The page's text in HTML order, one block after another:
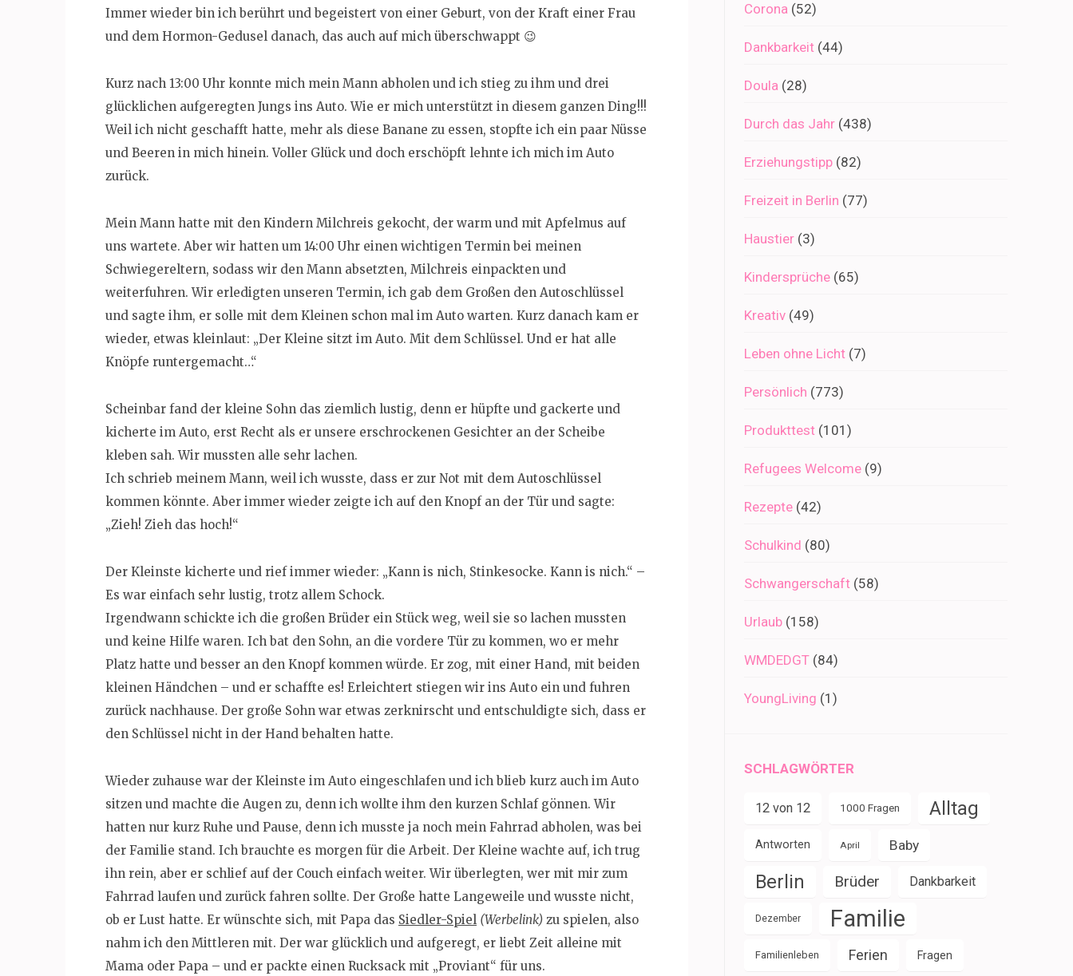
Immer wieder bin ich berührt und begeistert von einer Geburt, von der Kraft einer Frau
und dem Hormon-Gedusel danach, das auch auf mich überschwappt 😉
Kurz nach 13:00 Uhr konnte mich mein Mann abholen und ich stieg zu ihm und drei
glücklichen aufgeregten Jungs ins Auto. Wie er mich unterstützt in diesem ganzen Ding!!!
Weil ich nicht geschafft hatte, mehr als diese Banane zu essen, stopfte ich ein paar Nüsse
und Beeren in mich hinein. Voller Glück und doch erschöpft lehnte ich mich im Auto
zurück.
Mein Mann hatte mit den Kindern Milchreis gekocht, der warm und mit Apfelmus auf
uns wartete. Aber wir hatten um 14:00 Uhr einen wichtigen Termin bei meinen
Schwiegereltern, sodass wir den Mann absetzten, Milchreis einpackten und
weiterfuhren. Wir erledigten unseren Termin, ich gab dem Großen den Autoschlüssel
und sagte ihm, er solle mit dem Kleinen schon mal im Auto warten. Kurz danach kam er
wieder, etwas kleinlaut: „Der Kleine sitzt im Auto. Mit dem Schlüssel. Und er hat alle
Knöpfe runtergemacht…“
Scheinbar fand der kleine Sohn das ziemlich lustig, denn er hüpfte und gackerte und
kicherte im Auto, erst Recht als er unsere erschrockenen Gesichter an der Scheibe
kleben sah. Wir mussten alle sehr lachen.
Ich schrieb meinem Mann, weil ich wusste, dass er zur Not mit dem Autoschlüssel
kommen könnte. Aber immer wieder zeigte ich auf den Knopf an der Tür und sagte:
„Zieh! Zieh das hoch!“
Der Kleinste kicherte und rief immer wieder: „Kann is nich, Stinkesocke. Kann is nich.“ –
Es war einfach sehr lustig, trotz allem Schock.
Irgendwann schickte ich die großen Brüder ein Stück weg, weil sie so lachen mussten
und keine Hilfe waren. Ich bat den Sohn, an die vordere Tür zu kommen, wo er mehr
Platz hatte und besser an den Knopf kommen würde. Er zog, mit einer Hand, mit beiden
kleinen Händchen – und er schaffte es! Erleichtert stiegen wir ins Auto ein und fuhren
zurück nachhause. Der große Sohn war etwas zerknirscht und entschuldigte sich, dass er
den Schlüssel nicht in der Hand behalten hatte.
Wieder zuhause war der Kleinste im Auto eingeschlafen und ich blieb kurz auch im Auto
sitzen und machte die Augen zu, denn ich wollte ihm den kurzen Schlaf gönnen. Wir
hatten nur kurz Ruhe und Pause, denn ich musste ja noch mein Fahrrad abholen, was bei
der Familie stand. Ich brauchte es morgen für die Arbeit. Der Kleine wachte auf, ich trug
ihn rein, aber er schlief auf der Couch einfach weiter. Wir überlegten, wer mit mir zum
Fahrrad laufen und zurück fahren sollte. Der Große hatte Langeweile und wusste nicht,
ob er Lust hatte. Er wünschte sich, mit Papa das Siedler-Spiel (Werbelink) zu spielen, also
nahm ich den Mittleren mit. Der war glücklich und aufgeregt, er liebt Zeit alleine mit
Mama oder Papa – und er packte einen Rucksack mit „Proviant“ für uns.
Corona (52)
Dankbarkeit (44)
Doula (28)
Durch das Jahr (438)
Erziehungstipp (82)
Freizeit in Berlin (77)
Haustier (3)
Kindersprüche (65)
Kreativ (49)
Leben ohne Licht (7)
Persönlich (773)
Produkttest (101)
Refugees Welcome (9)
Rezepte (42)
Schulkind (80)
Schwangerschaft (58)
Urlaub (158)
WMDEDGT (84)
YoungLiving (1)
SCHLAGWÖRTER
12 von 12 1000 Fragen Alltag
Antworten April Baby
Berlin Brüder Dankbarkeit
Dezember Familie
Familienleben Ferien Fragen